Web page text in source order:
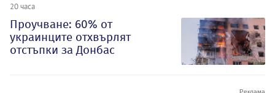
20 часа
Проучване: 60% от
украинците отхвърлят
отстъпки за Донбас